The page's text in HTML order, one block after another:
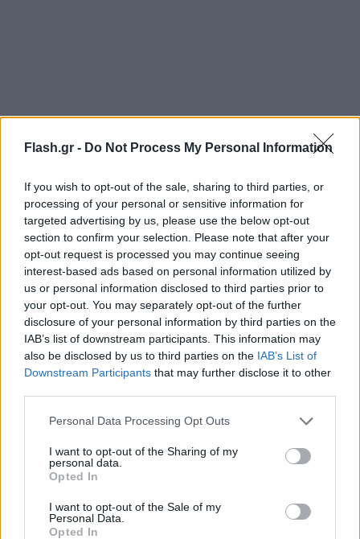
Flash.gr - Do Not Process My Personal Information
If you wish to opt-out of the sale, sharing to third parties, or
processing of your personal or sensitive information for
targeted advertising by us, please use the below opt-out
section to confirm your selection. Please note that after your
opt-out request is processed you may continue seeing
interest-based ads based on personal information utilized by
us or personal information disclosed to third parties prior to
your opt-out. You may separately opt-out of the further
disclosure of your personal information by third parties on the
IAB’s list of downstream participants. This information may
also be disclosed by us to third parties on the IAB’s List of
Downstream Participants that may further disclose it to other
Please note that this website/app uses one or more Google
not limited to your visit or usage behaviour. You may click to
grant or deny consent to Google and its third-party tags to
use your data for below specified purposes in below Google
consent section.
Personal Data Processing Opt Outs
I want to opt-out of the Sharing of my
personal data.
Opted In
I want to opt-out of the Sale of my
Personal Data.
Opted In
άλμπουμ ώστε χρειάστηκε να επιστρέψουμε για να
ηχογραφήσουμε ένα, είπε ο Τζάγκερ
απευθυνόμενος στο πλήθος. Το "Hackney
Diamonds" είναι το πρώτο άλμπουμ που ηχογραφεί